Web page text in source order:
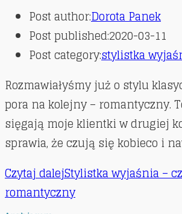
Post author:Dorota Panek
Post published:2020-03-11
Post category:stylistka
Rozmawiałyśmy już o stylu
pora na kolejny – romantyczny.
sięgają moje klientki w drugiej
sprawia, że czują się kobieco i
Czytaj dalejStylistka wyjaśnia –
romantyczny